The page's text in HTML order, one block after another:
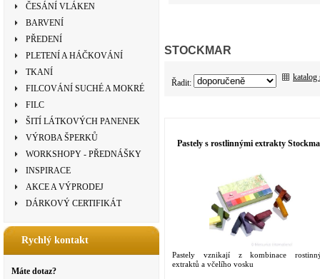
ČESÁNÍ VLÁKEN
BARVENÍ
PŘEDENÍ
PLETENÍ A HÁČKOVÁNÍ
TKANÍ
FILCOVÁNÍ SUCHÉ A MOKRÉ
FILC
ŠITÍ LÁTKOVÝCH PANENEK
VÝROBA ŠPERKŮ
WORKSHOPY - PŘEDNÁŠKY
INSPIRACE
AKCE A VÝPRODEJ
DÁRKOVÝ CERTIFIKÁT
Rychlý kontakt
Máte dotaz?
STOCKMAR
Řadit:
katalog
Pastely s rostlinnými extrakty
Pastely vznikají z kombinace
extraktů a včelího vosku